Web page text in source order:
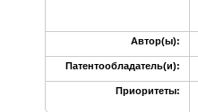
Автор(ы):
Патентообладатель(и):
Приоритеты: